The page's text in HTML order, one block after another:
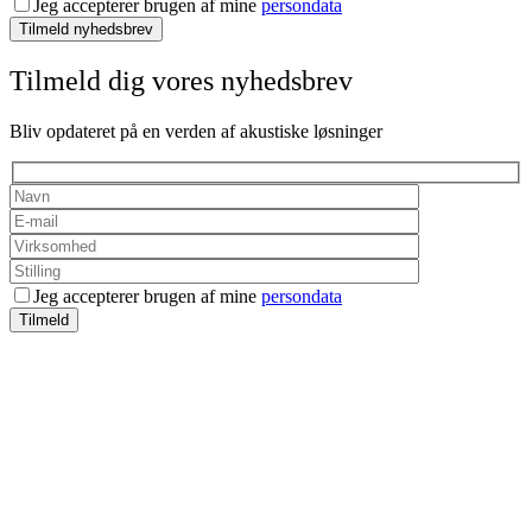
Jeg accepterer brugen af mine persondata
Tilmeld nyhedsbrev
Tilmeld dig vores nyhedsbrev
Bliv opdateret på en verden af akustiske løsninger
Jeg accepterer brugen af mine persondata
Tilmeld